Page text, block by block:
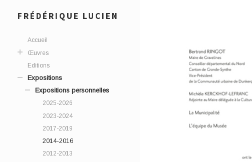
FRÉDÉRIQUE LUCIEN
Accueil
Œuvres
Editions
Expositions
Expositions personnelles
2025-2026
2023-2024
2017-2019
2014-2016
2012-2013